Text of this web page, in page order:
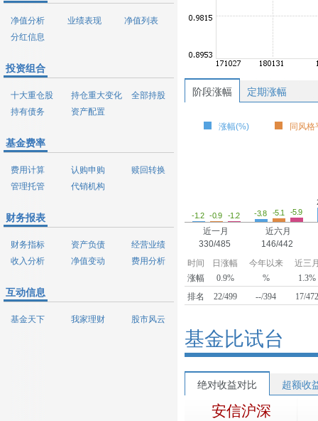
净值分析 业绩表现
净值列表
分红信息
投资组合
十大重仓股 持仓重大变化
全部持股
持有债务
资产配置
基金费率
费用计算 认购申购
赎回转换
管理托管
代销机构
财务报表
财务指标 资产负债
经营业绩
收入分析
净值变动 费用分析
互动信息
基金天下 我家理财 股市风云
阶段涨幅 定期涨幅
涨幅(%) 同风格
-1.2 -0.9 -1.2
近一月
330/485
-3.8 -5.1 -5.9
近六月
146/442
时间 日涨幅 今年以来
近三
涨幅
0.9% %
1.3%
排名
22/499 --/394 17/
基金比试台
绝对收益对比 超额收
安信沪深